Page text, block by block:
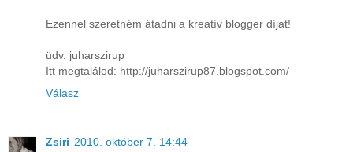
Ezennel szeretném átadni a kreatív blogger díjat!
üdv. juharszirup
Itt megtalálod: http://juharszirup87.blogspot.com/
Válasz
Zsiri 2010. október 7. 14:44